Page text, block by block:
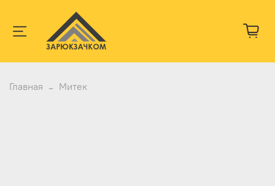
Главная Митек